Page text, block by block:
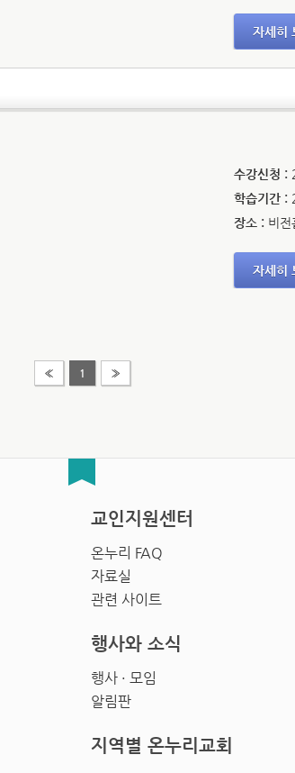
자세히
수강신청 :
학습기간 :
장소 : 비전
자세히
« 1 »
교인지원센터
온누리 FAQ
자료실
관련 사이트
행사와 소식
행사 · 모임
알림판
지역별 온누리교회